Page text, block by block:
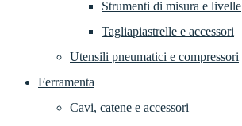
Strumenti di misura e livelle
Tagliapiastrelle e accessori
Utensili pneumatici e compressori
Ferramenta
Cavi, catene e accessori